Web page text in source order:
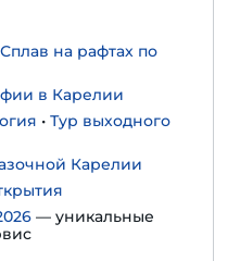
Сплав на рафтах по
в Карелии
• Тур выходного
Карелии
— уникальные